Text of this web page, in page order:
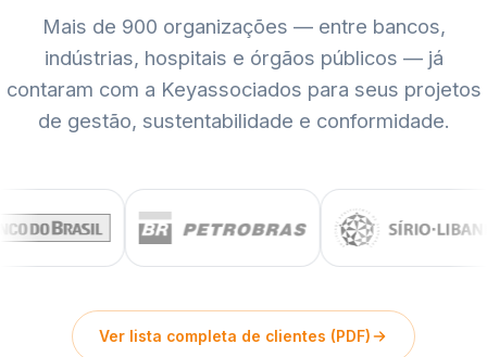
Mais de 900 organizações — entre bancos,
indústrias, hospitais e órgãos públicos — já
contaram com a Keyassociados para seus projetos
de gestão, sustentabilidade e conformidade.
Ver lista completa de clientes (PDF)